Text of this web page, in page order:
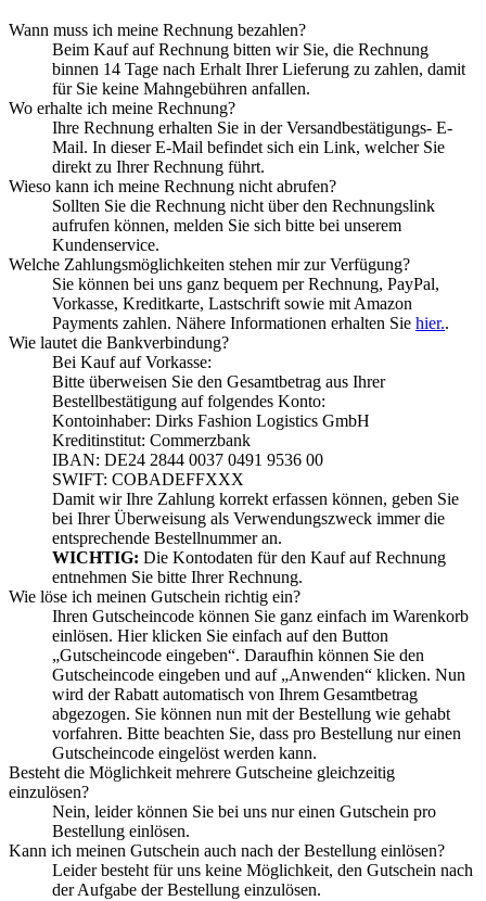
Wann muss ich meine Rechnung bezahlen?
Beim Kauf auf Rechnung bitten wir Sie, die Rechnung
binnen 14 Tage nach Erhalt Ihrer Lieferung zu zahlen, damit
für Sie keine Mahngebühren anfallen.
Wo erhalte ich meine Rechnung?
Ihre Rechnung erhalten Sie in der Versandbestätigungs- E-
Mail. In dieser E-Mail befindet sich ein Link, welcher Sie
direkt zu Ihrer Rechnung führt.
Wieso kann ich meine Rechnung nicht abrufen?
Sollten Sie die Rechnung nicht über den Rechnungslink
aufrufen können, melden Sie sich bitte bei unserem
Kundenservice.
Welche Zahlungsmöglichkeiten stehen mir zur Verfügung?
Sie können bei uns ganz bequem per Rechnung, PayPal,
Vorkasse, Kreditkarte, Lastschrift sowie mit Amazon
Payments zahlen. Nähere Informationen erhalten Sie hier..
Wie lautet die Bankverbindung?
Bei Kauf auf Vorkasse:
Bitte überweisen Sie den Gesamtbetrag aus Ihrer
Bestellbestätigung auf folgendes Konto:
Kontoinhaber: Dirks Fashion Logistics GmbH
Kreditinstitut: Commerzbank
IBAN: DE24 2844 0037 0491 9536 00
SWIFT: COBADEFFXXX
Damit wir Ihre Zahlung korrekt erfassen können, geben Sie
bei Ihrer Überweisung als Verwendungszweck immer die
entsprechende Bestellnummer an.
WICHTIG: Die Kontodaten für den Kauf auf Rechnung
entnehmen Sie bitte Ihrer Rechnung.
Wie löse ich meinen Gutschein richtig ein?
Ihren Gutscheincode können Sie ganz einfach im Warenkorb
einlösen. Hier klicken Sie einfach auf den Button
„Gutscheincode eingeben“. Daraufhin können Sie den
Gutscheincode eingeben und auf „Anwenden“ klicken. Nun
wird der Rabatt automatisch von Ihrem Gesamtbetrag
abgezogen. Sie können nun mit der Bestellung wie gehabt
vorfahren. Bitte beachten Sie, dass pro Bestellung nur einen
Gutscheincode eingelöst werden kann.
Besteht die Möglichkeit mehrere Gutscheine gleichzeitig
einzulösen?
Nein, leider können Sie bei uns nur einen Gutschein pro
Bestellung einlösen.
Kann ich meinen Gutschein auch nach der Bestellung einlösen?
Leider besteht für uns keine Möglichkeit, den Gutschein nach
der Aufgabe der Bestellung einzulösen.